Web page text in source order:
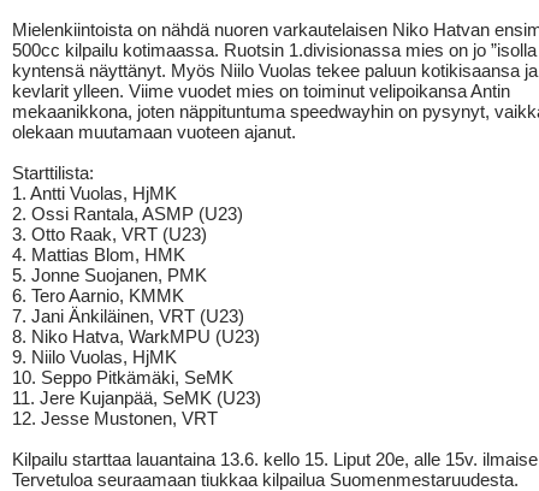
Mielenkiintoista on nähdä nuoren varkautelaisen Niko Hatvan
500cc kilpailu kotimaassa. Ruotsin 1.divisionassa mies on jo ”isolla
kyntensä näyttänyt. Myös Niilo Vuolas tekee paluun kotikisaansa
kevlarit ylleen. Viime vuodet mies on toiminut velipoikansa Antin
mekaanikkona, joten näppituntuma speedwayhin on pysynyt,
olekaan muutamaan vuoteen ajanut.
Starttilista:
1. Antti Vuolas, HjMK
2. Ossi Rantala, ASMP (U23)
3. Otto Raak, VRT (U23)
4. Mattias Blom, HMK
5. Jonne Suojanen, PMK
6. Tero Aarnio, KMMK
7. Jani Änkiläinen, VRT (U23)
8. Niko Hatva, WarkMPU (U23)
9. Niilo Vuolas, HjMK
10. Seppo Pitkämäki, SeMK
11. Jere Kujanpää, SeMK (U23)
12. Jesse Mustonen, VRT
Kilpailu starttaa lauantaina 13.6. kello 15. Liput 20e, alle 15v.
Tervetuloa seuraamaan tiukkaa kilpailua Suomenmestaruudesta.